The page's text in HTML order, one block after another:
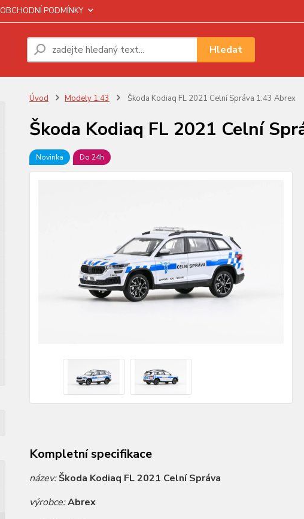
OBCHODNÍ PODMÍNKY
Hledat
Úvod Modely 1:43 Škoda Kodiaq FL 2021 Celní Správa 1:43 Abrex
Škoda Kodiaq FL 2021 Celní
Novinka Do 24h
Kompletní specifikace
název:Škoda Kodiaq FL 2021 Celní Správa
výrobce:Abrex